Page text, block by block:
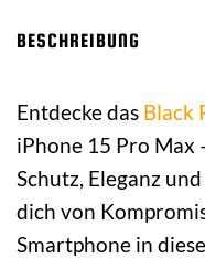
BESCHREIBUNG
Entdecke das Black
iPhone 15 Pro Max
Schutz, Eleganz
dich von
Smartphone in